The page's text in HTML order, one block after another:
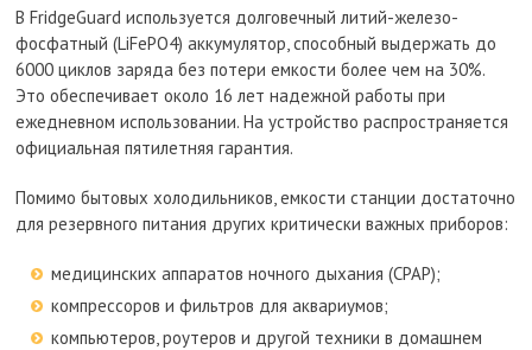
В FridgeGuard используется долговечный литий-железо-
фосфатный (LiFePO4) аккумулятор, способный выдержать до
6000 циклов заряда без потери емкости более чем на 30%.
Это обеспечивает около 16 лет надежной работы при
ежедневном использовании. На устройство распространяется
официальная пятилетняя гарантия.
Помимо бытовых холодильников, емкости станции достаточно
для резервного питания других критически важных приборов:
медицинских аппаратов ночного дыхания (CPAP);
компрессоров и фильтров для аквариумов;
компьютеров, роутеров и другой техники в домашнем